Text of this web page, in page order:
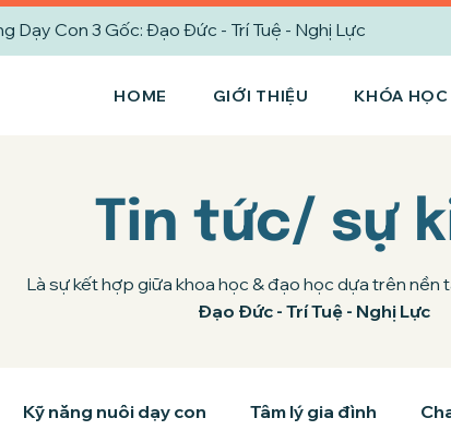
Dạy Con 3 Gốc: Đạo Đức - Trí Tuệ - Nghị Lực
HOME GIỚI THIỆU KHÓA HỌC
Tin tức/ sự
Là sự kết hợp giữa khoa học & đạo học dựa trên nền
Đạo Đức - Trí Tuệ - Nghị Lực
Kỹ năng nuôi dạy con Tâm lý gia đình